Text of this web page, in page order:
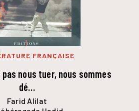
FRANÇAISE
pas nous tuer, nous sommes
dé…
Farid Alilat